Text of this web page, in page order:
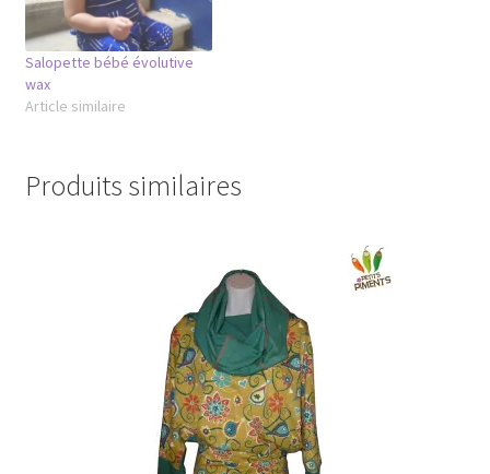
Salopette bébé évolutive
wax
Article similaire
Produits similaires